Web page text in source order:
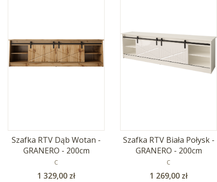
Szafka RTV Dąb Wotan -
GRANERO - 200cm
PRODUCENT
C
Cena
1 329,00 zł
Szafka RTV Biała Połysk -
GRANERO - 200cm
PRODUCENT
C
Cena
1 269,00 zł